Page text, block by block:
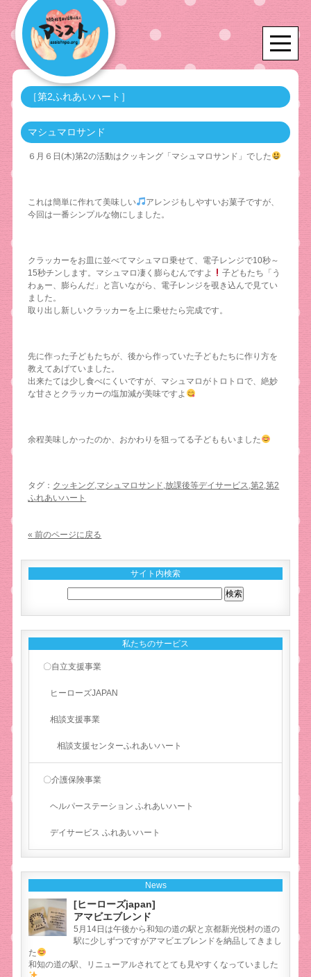
［第2ふれあいハート］
マシュマロサンド
６月６日(木)第2の活動はクッキング「マシュマロサンド」でした
これは簡単に作れて美味しい
アレンジもしやすいお菓子ですが、
今回は一番シンプルな物にしました。
クラッカーをお皿に並べてマシュマロ乗せて、電子レンジで10秒～
15秒チンします。マシュマロ凄く膨らむんですよ
子どもたち「う
わぁー、膨らんだ」と言いながら、電子レンジを覗き込んで見てい
ました。
取り出し新しいクラッカーを上に乗せたら完成です。
先に作った子どもたちが、後から作っていた子どもたちに作り方を
教えてあげていました。
出来たては少し食べにくいですが、マシュマロがトロトロで、絶妙
な甘さとクラッカーの塩加減が美味ですよ
余程美味しかったのか、おかわりを狙ってる子どももいました
タグ： クッキング,マシュマロサンド,放課後等デイサービス,第2,第2
ふれあいハート
« 前のページに戻る
サイト内検索
私たちのサービス
〇自立支援事業
ヒーローズJAPAN
相談支援事業
相談支援センターふれあいハート
〇介護保険事業
ヘルパーステーション ふれあいハート
デイサービス ふれあいハート
News
[ヒーローズjapan]
アマビエブレンド
5月14日は午後から和知の道の駅と京都新光悦村の道の
駅に少しずつですがアマビエブレンドを納品してきまし
た
和知の道の駅、リニューアルされてとても見やすくなっていました